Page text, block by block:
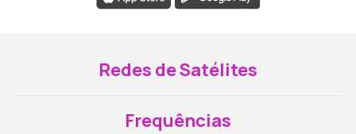
Redes de Satélites
Frequências